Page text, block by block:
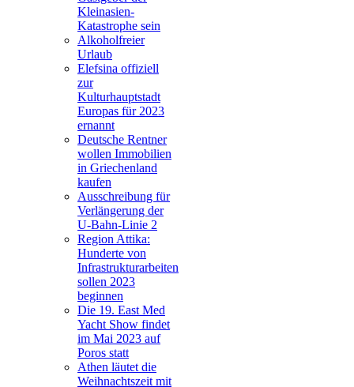
Kleinasien-
Katastrophe sein
Alkoholfreier
Urlaub
Elefsina offiziell
zur
Kulturhauptstadt
Europas für 2023
ernannt
Deutsche Rentner
wollen Immobilien
in Griechenland
kaufen
Ausschreibung für
Verlängerung der
U-Bahn-Linie 2
Region Attika:
Hunderte von
Infrastrukturarbeiten
sollen 2023
beginnen
Die 19. East Med
Yacht Show findet
im Mai 2023 auf
Poros statt
Athen läutet die
Weihnachtszeit mit